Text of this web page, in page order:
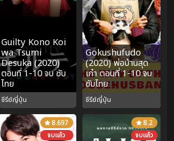
Guilty Kono Koi
wa Tsumi
Desuka (2020)
ตอนที่ 1-10 จบ ซับ
ไทย
ซีรีย์ญี่ปุ่น
Gokushufudo
(2020) พ่อบ้านสุด
เก๋า ตอนที่ 1-10 จบ
ซับไทย
ซีรีย์ญี่ปุ่น
8.697
จบแล้ว
8.2
จบแล้ว